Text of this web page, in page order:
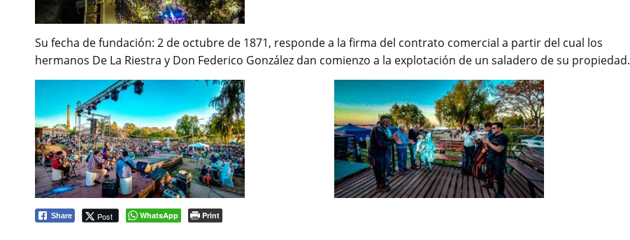
Su fecha de fundación: 2 de octubre de 1871, responde a la firma del contrato comercial a partir del cual los
hermanos De La Riestra y Don Federico González dan comienzo a la explotación de un saladero de su propiedad.
Share Post WhatsApp Print